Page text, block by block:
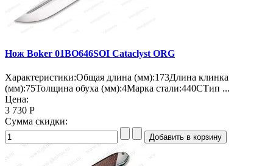
Нож Boker 01BO646SOI Cataclyst ORG
Характеристики:Общая длина (мм):173Длина клинка
(мм):75Толщина обуха (мм):4Марка стали:440СТип ...
Цена:
3 730 Р
Сумма скидки: